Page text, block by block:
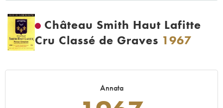
Château Smith Haut Lafitte
Cru Classé de Graves 1967
Annata